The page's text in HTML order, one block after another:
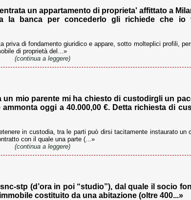
un appartamento di proprieta' affittato a
la banca per concederlo gli richiede che
priva di fondamento giuridico e appare, sotto molteplici profili,
di proprietà del...»
(continua a leggere)
mio parente mi ha chiesto di custodirgli un
oggi a 40.000,00 €. Detta richiesta di
in custodia, tra le parti può dirsi tacitamente instaurato un
con il quale una parte (...»
(continua a leggere)
stp (d’ora in poi “studio”), dal quale il socio
costituito da una abitazione (oltre 400...»